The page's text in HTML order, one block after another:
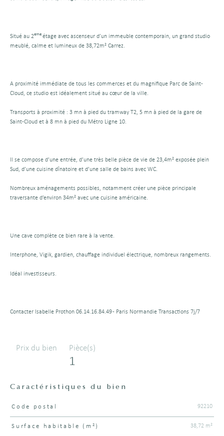
Situé au 2eme étage avec ascenseur d’un immeuble contemporain, un grand studio
meublé, calme et lumineux de 38,72m² Carrez.
A proximité immédiate de tous les commerces et du magnifique Parc de Saint-
Cloud, ce studio est idéalement situé au cœur de la ville.
Transports à proximité : 3 mn à pied du tramway T2, 5 mn à pied de la gare de
Saint-Cloud et à 8 mn à pied du Métro Ligne 10.
Il se compose d’une entrée, d’une très belle pièce de vie de 23,4m² exposée plein
Sud, d’une cuisine dînatoire et d’une salle de bains avec WC.
Nombreux aménagements possibles, notamment créer une pièce principale
traversante d’environ 34m² avec une cuisine américaine.
Une cave complète ce bien rare à la vente.
Interphone, Vigik, gardien, chauffage individuel électrique, nombreux rangements.
Idéal investisseurs.
Contacter Isabelle Prothon 06.14.16.84.49 - Paris Normandie Transactions 7j/7
Prix du bien Pièce(s)
1
Caractéristiques du bien
Caractéristiques
Code postal 92210
Surface habitable (m²) 38,72 m²